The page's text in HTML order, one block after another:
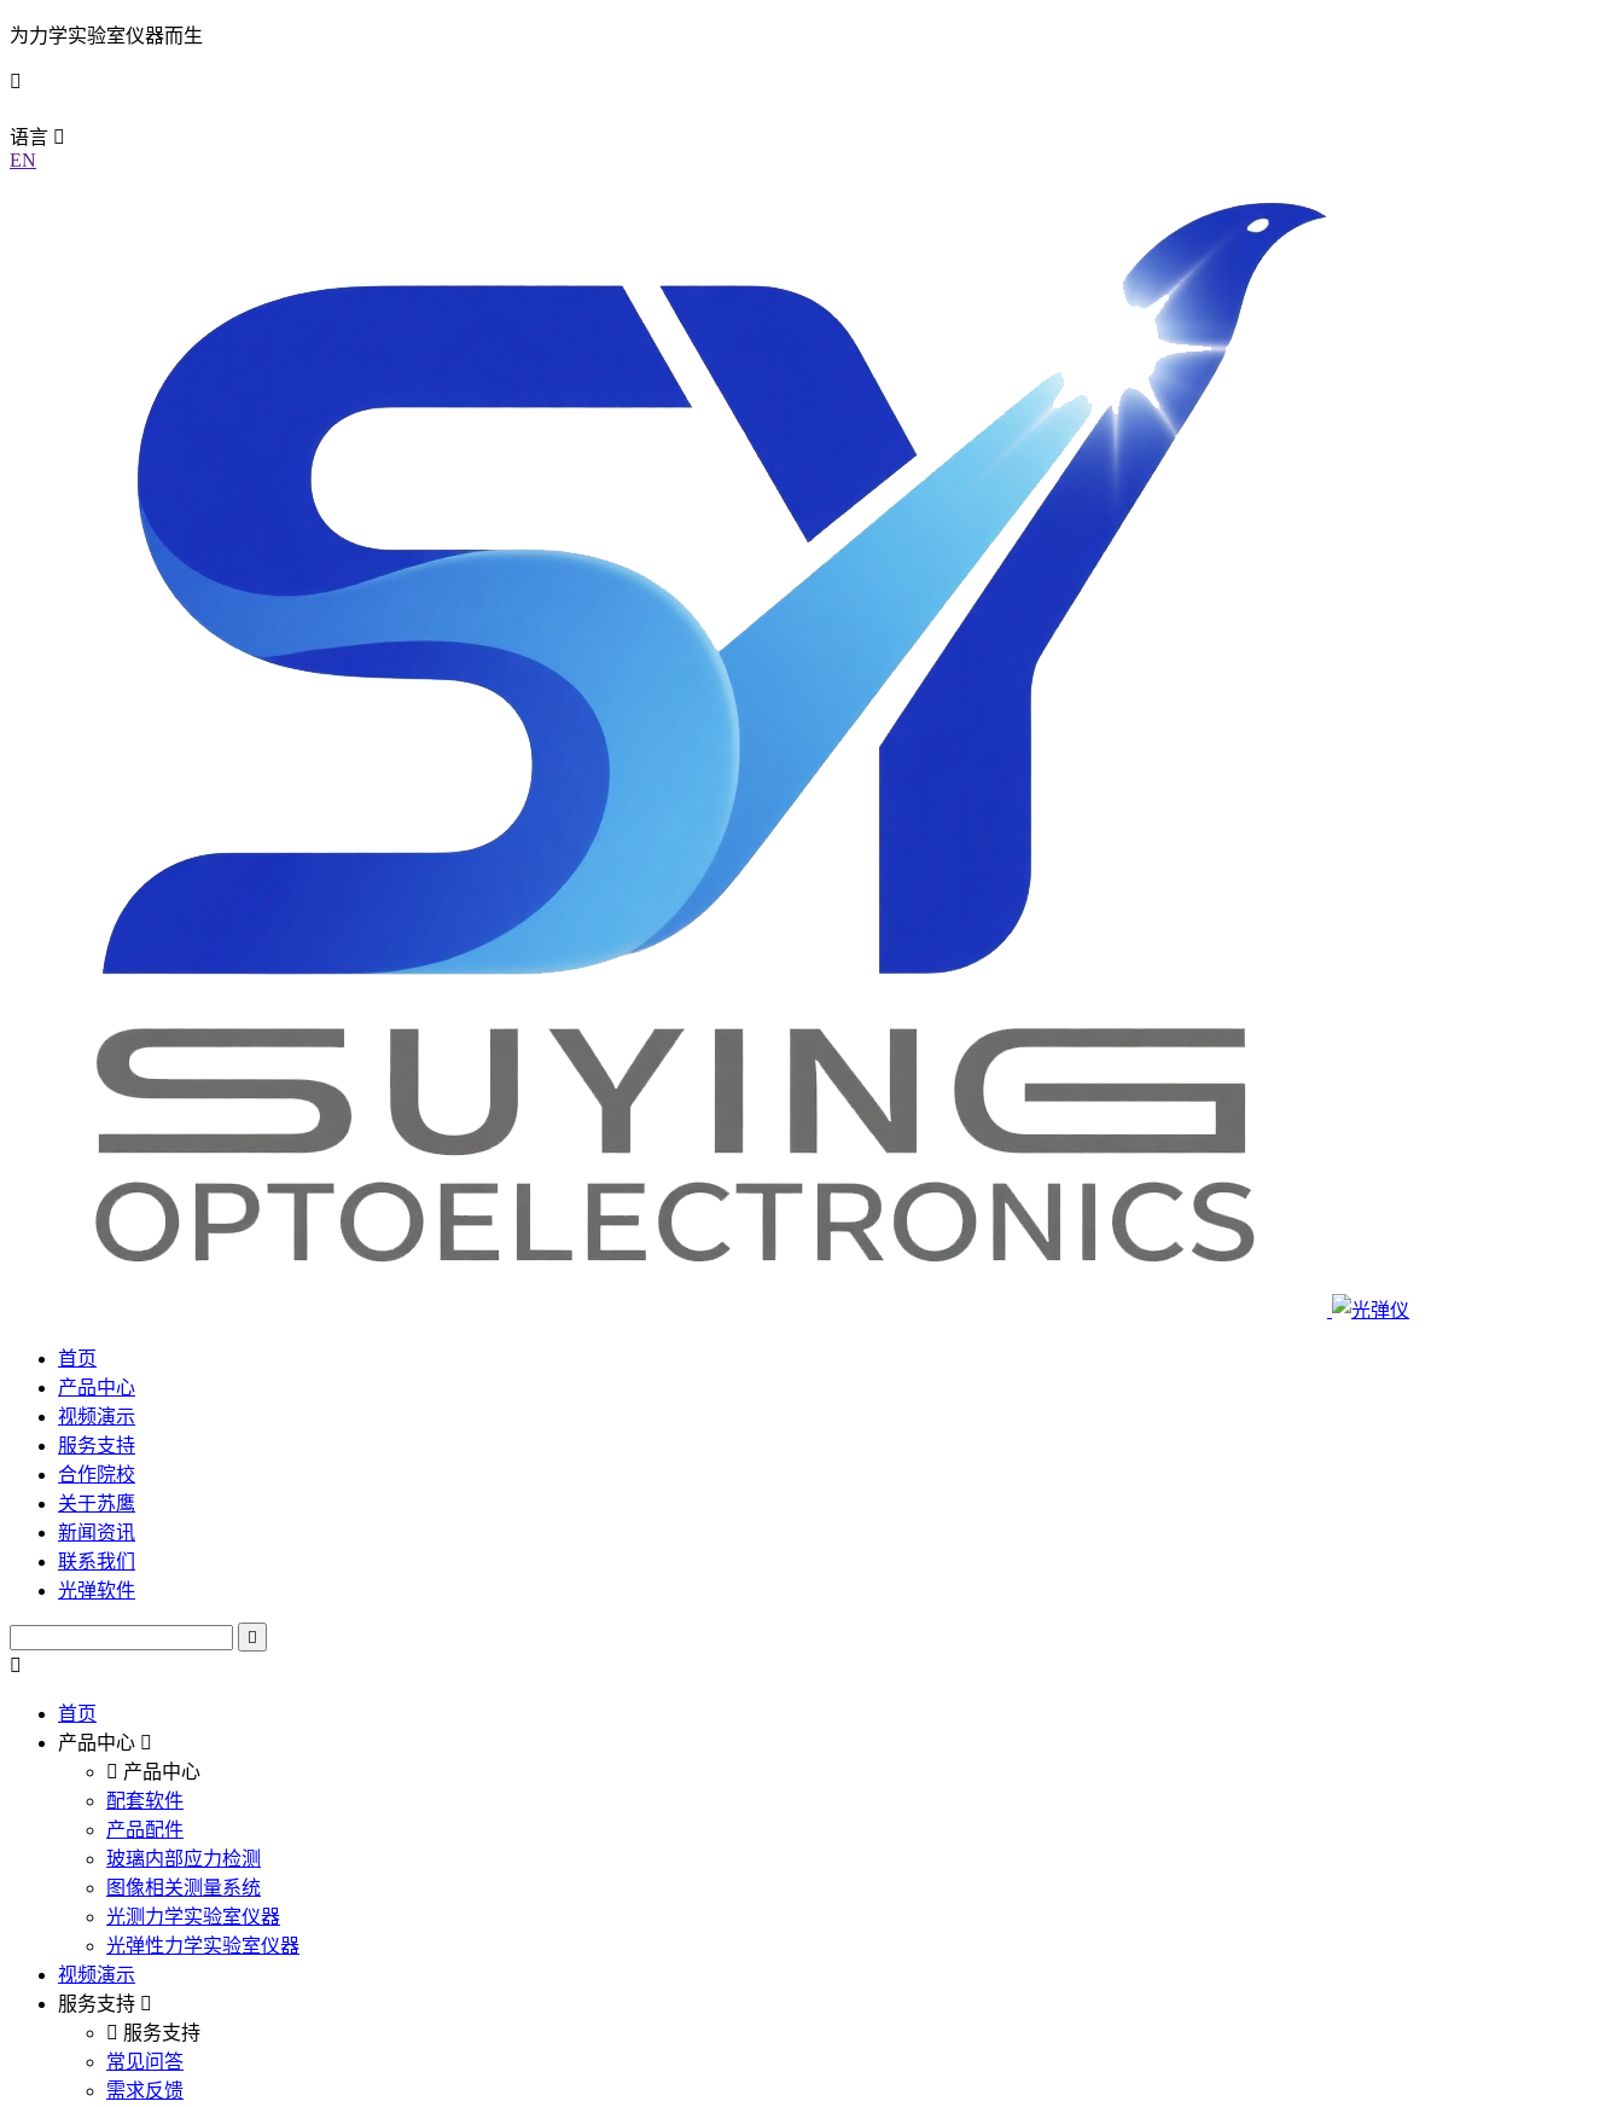
为力学实验室仪器而生
语言
EN
首页
产品中心
视频演示
服务支持
合作院校
关于苏鹰
新闻资讯
联系我们
光弹软件
首页
产品中心
产品中心
配套软件
产品配件
玻璃内部应力检测
图像相关测量系统
光测力学实验室仪器
光弹性力学实验室仪器
视频演示
服务支持
服务支持
常见问答
需求反馈